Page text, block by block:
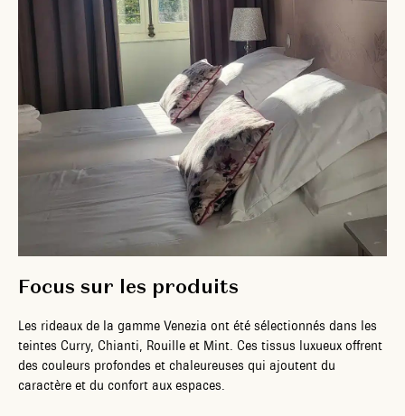
Focus sur les produits
Les rideaux de la gamme Venezia ont été sélectionnés dans les
teintes Curry, Chianti, Rouille et Mint. Ces tissus luxueux offrent
des couleurs profondes et chaleureuses qui ajoutent du
caractère et du confort aux espaces.